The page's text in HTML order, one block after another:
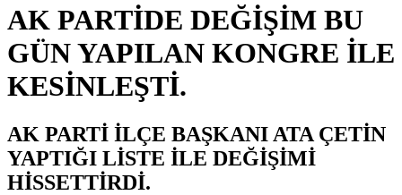
AK PARTİDE DEĞİŞİM BU
GÜN YAPILAN KONGRE İLE
KESİNLEŞTİ.
AK PARTİ İLÇE BAŞKANI ATA ÇETİN
YAPTIĞI LİSTE İLE DEĞİŞİMİ
HİSSETTİRDİ.